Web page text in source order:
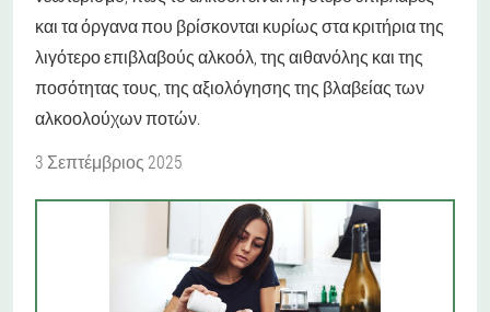
και τα όργανα που βρίσκονται κυρίως στα κριτήρια της
λιγότερο επιβλαβούς αλκοόλ, της αιθανόλης και της
ποσότητας τους, της αξιολόγησης της βλαβείας των
αλκοολούχων ποτών.
3 Σεπτέμβριος 2025